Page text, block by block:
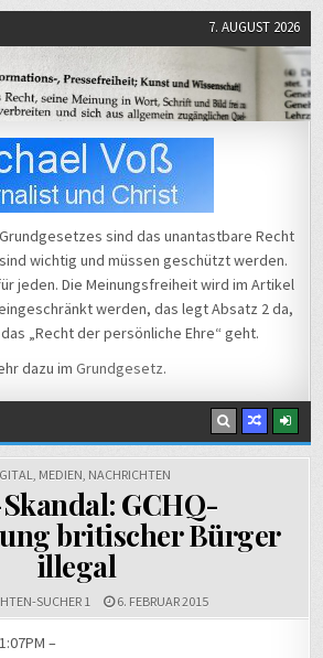
7. AUGUST 2026
sind das unantastbare Recht
wichtig und müssen geschützt werden.
jeden. Die Meinungsfreiheit wird im Artikel
werden, das legt Absatz 2 da,
„Recht der persönliche Ehre“ geht.
dazu im Grundgesetz.
, MEDIEN, NACHRICHTEN
GCHQ-
britischer Bürger
illegal
SUCHER 1 6. FEBRUAR 2015
–